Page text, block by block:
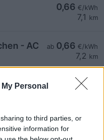
Personal
to third parties, or
information for
0,66 €/kWh
7,1 km
ab 0,66 €/kWh
7,2 km
- AC
€/kWh
1,13